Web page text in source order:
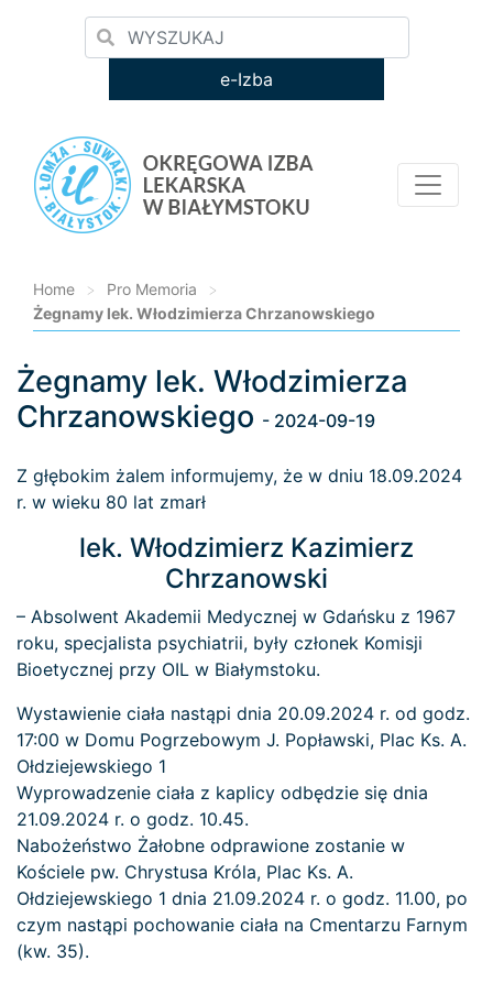
e-Izba
Home > Pro Memoria
>
Żegnamy lek. Włodzimierza Chrzanowskiego
Loading...
Żegnamy lek. Włodzimierza
Chrzanowskiego - 2024-09-19
Z głębokim żalem informujemy, że w dniu 18.09.2024
r. w wieku 80 lat zmarł
lek. Włodzimierz Kazimierz
Chrzanowski
– Absolwent Akademii Medycznej w Gdańsku z 1967
roku, specjalista psychiatrii, były członek Komisji
Bioetycznej przy OIL w Białymstoku.
Wystawienie ciała nastąpi dnia 20.09.2024 r. od godz.
17:00 w Domu Pogrzebowym J. Popławski, Plac Ks. A.
Ołdziejewskiego 1
Wyprowadzenie ciała z kaplicy odbędzie się dnia
21.09.2024 r. o godz. 10.45.
Nabożeństwo Żałobne odprawione zostanie w
Kościele pw. Chrystusa Króla, Plac Ks. A.
Ołdziejewskiego 1 dnia 21.09.2024 r. o godz. 11.00, po
czym nastąpi pochowanie ciała na Cmentarzu Farnym
(kw. 35).